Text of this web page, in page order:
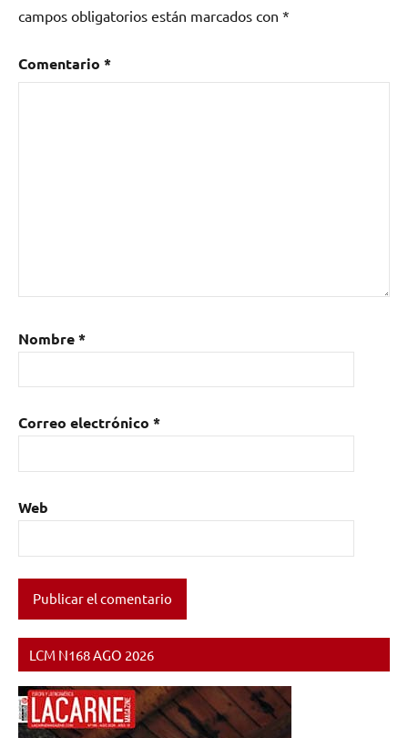
Ópera
teatro
campos obligatorios están marcados con *
Comentario *
Nombre*
Correo electrónico *
Web
LCM N168 AGO 2026